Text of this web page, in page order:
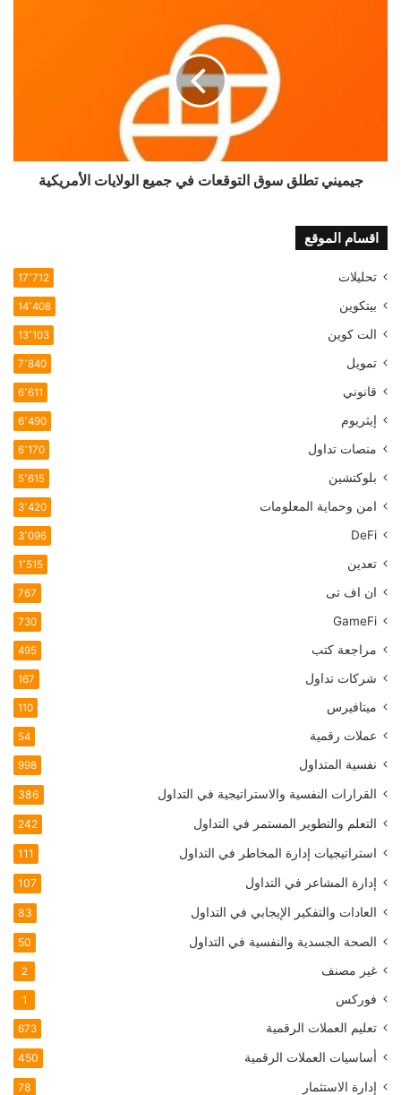
جيميني تطلق سوق التوقعات في جميع الولايات الأمريكية
اقسام الموقع
تحليلات 17٬712
بيتكوين 14٬408
الت كوين 13٬103
تمويل 7٬840
قانوني 6٬611
إيثريوم 6٬490
منصات تداول 6٬170
بلوكتشين 5٬615
امن وحماية المعلومات 3٬420
DeFi 3٬096
تعدين 1٬515
ان اف تی 767
GameFi
730
مراجعة كتب 495
شركات تداول 167
ميتافيرس 110
عملات رقمية 54
نفسية المتداول 998
القرارات النفسية والاستراتيجية في التداول 386
التعلم والتطوير المستمر في التداول 242
استراتيجيات إدارة المخاطر في التداول 111
إدارة المشاعر في التداول 107
العادات والتفكير الإيجابي في التداول 83
الصحة الجسدية والنفسية في التداول 50
غير مصنف 2
فوركس 1
تعليم العملات الرقمية 673
أساسيات العملات الرقمية 450
إدارة الاستثمار 78